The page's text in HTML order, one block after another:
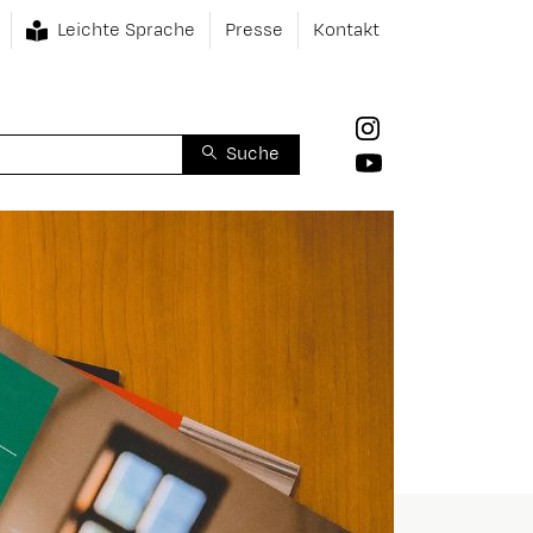
Leichte Sprache Presse Kontakt
Suche